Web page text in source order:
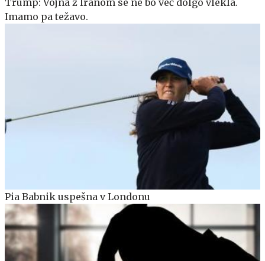
Trump: Vojna z Iranom se ne bo več dolgo vlekla.
Imamo pa težavo.
Pia Babnik uspešna v Londonu